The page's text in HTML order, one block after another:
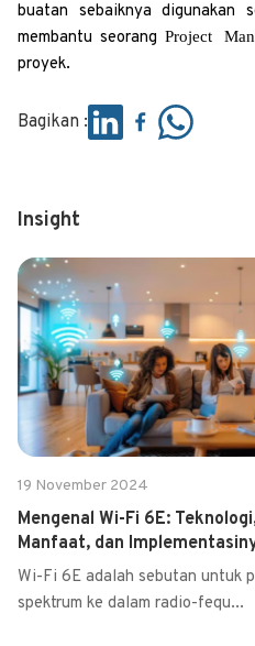
buatan sebaiknya digunakan
membantu seorang Project
proyek.
Bagikan :
Insight
19 November 2024
Mengenal Wi-Fi 6E:
Manfaat, dan
Wi-Fi 6E adalah sebutan untuk
spektrum ke dalam radio-fequ...